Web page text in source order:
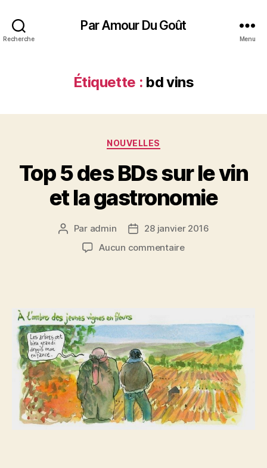
Recherche
Par Amour Du Goût
Menu
Étiquette : bd vins
Catégories
NOUVELLES
Top 5 des BDs sur le vin
et la gastronomie
Auteur
l’article
Par admin
Date28 janvier 2016
Aucun commentairesur
le
vin
et
la
gastronomie